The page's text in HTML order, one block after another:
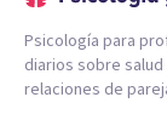
Psicología para
diarios sobre
relaciones de